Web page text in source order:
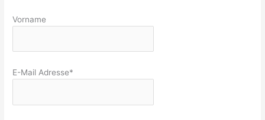
Vorname
E-Mail Adresse*